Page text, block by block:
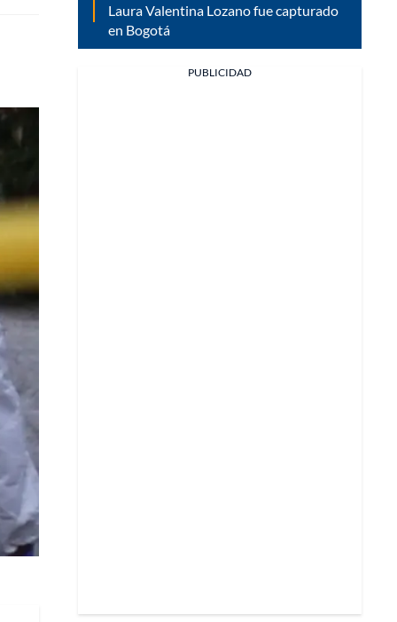
Laura Valentina Lozano fue capturado
en Bogotá
PUBLICIDAD